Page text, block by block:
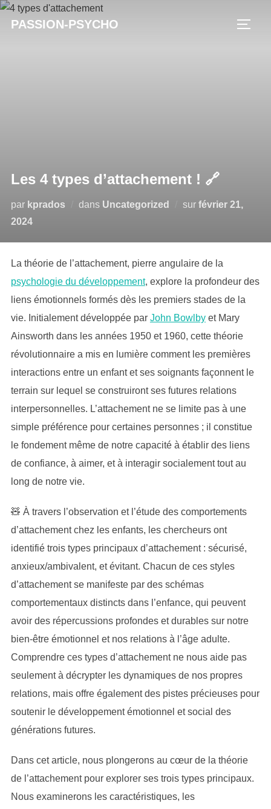
Aller
PASSION-PSYCHO
Les 4 types d’attachement ! 🔗
par kprados dans Uncategorized sur Publié
février 21,
2024
La théorie de l’attachement, pierre angulaire de la
psychologie du développement, explore la profondeur des
liens émotionnels formés dès les premiers stades de la
vie. Initialement développée par John Bowlbyet Mary
Ainsworth dans les années 1950 et 1960, cette théorie
révolutionnaire a mis en lumière comment les premières
interactions entre un enfant et ses soignants façonnent le
terrain sur lequel se construiront ses futures relations
interpersonnelles. L’attachement ne se limite pas à une
simple préférence pour certaines personnes ; il constitue
le fondement même de notre capacité à établir des liens
de confiance, à aimer, et à interagir socialement tout au
long de notre vie.
🧸 À travers l’observation et l’étude des comportements
d’attachement chez les enfants, les chercheurs ont
identifié trois types principaux d’attachement : sécurisé,
anxieux/ambivalent, et évitant. Chacun de ces styles
d’attachement se manifeste par des schémas
comportementaux distincts dans l’enfance, qui peuvent
avoir des répercussions profondes et durables sur notre
bien-être émotionnel et nos relations à l’âge adulte.
Comprendre ces types d’attachement ne nous aide pas
seulement à décrypter les dynamiques de nos propres
relations, mais offre également des pistes précieuses pour
soutenir le développement émotionnel et social des
générations futures.
Dans cet article, nous plongerons au cœur de la théorie
de l’attachement pour explorer ses trois types principaux.
Nous examinerons les caractéristiques, les